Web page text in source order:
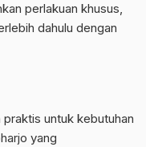
perlakuan khusus,
dahulu dengan
untuk kebutuhan
yang